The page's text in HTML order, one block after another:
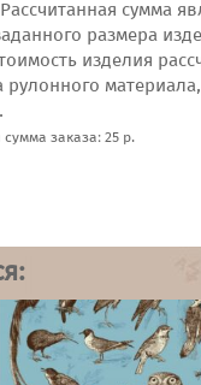
Рассчитанная сумма
размера
изделия
рулонного
заказа: 25 р.